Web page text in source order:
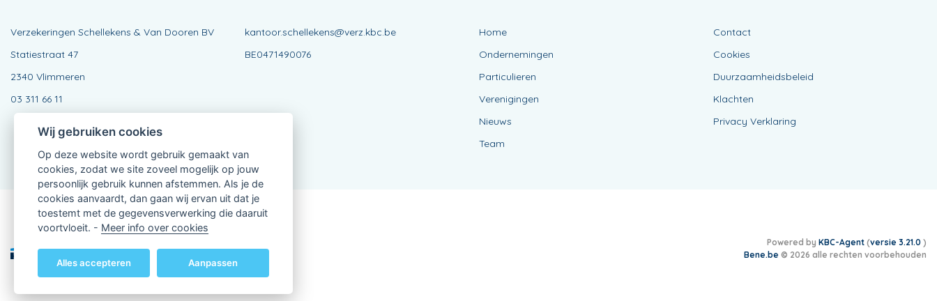
Verzekeringen Schellekens & Van Dooren BV
Statiestraat 47
2340 Vlimmeren
03 311 66 11
kantoor.schellekens@verz.kbc.be
BE0471490076
Home
Ondernemingen
Particulieren
Verenigingen
Nieuws
Team
Contact
Cookies
Duurzaamheidsbeleid
Klachten
Privacy Verklaring
Verbonden Agent, BE0471490076
van KBC Verzekeringen nv
Professor Roger Van Overstraetenplein 2
3000 Leuven - Belgie
BTW BE 0403.552.563 - RPR Leuven
Powered by KBC-Agent (versie 3.21.0 )
Bene.be © 2026 alle rechten voorbehouden
Wij gebruiken cookies
Op deze website wordt gebruik gemaakt van
cookies, zodat we site zoveel mogelijk op jouw
persoonlijk gebruik kunnen afstemmen. Als je de
cookies aanvaardt, dan gaan wij ervan uit dat je
toestemt met de gegevensverwerking die daaruit
voortvloeit. - Meer info over cookies
Alles accepteren Aanpassen